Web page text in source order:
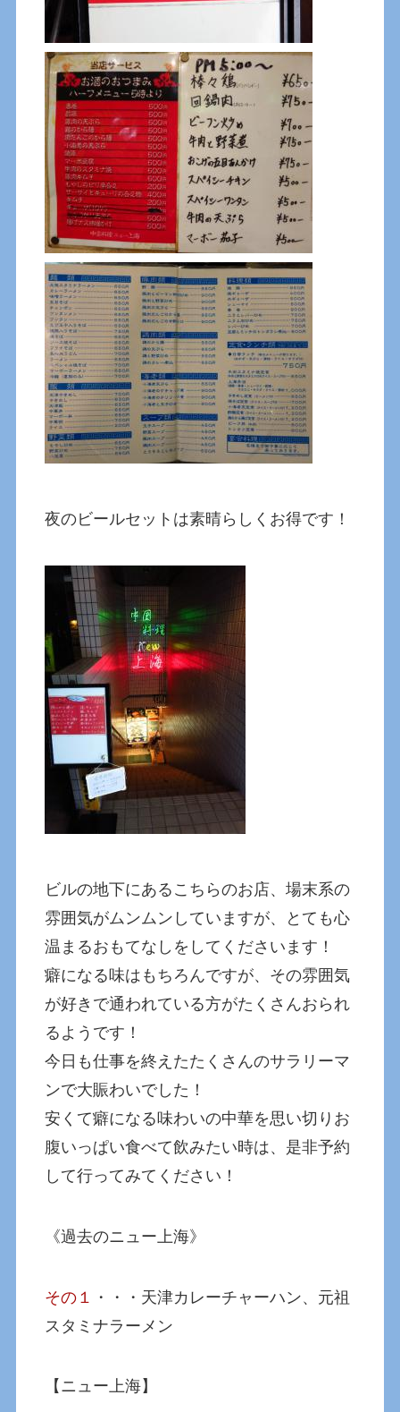
夜のビールセットは素晴らしくお得です！
ビルの地下にあるこちらのお店、場末系の
雰囲気がムンムンしていますが、とても心
温まるおもてなしをしてくださいます！
癖になる味はもちろんですが、その雰囲気
が好きで通われている方がたくさんおられ
るようです！
今日も仕事を終えたたくさんのサラリーマ
ンで大賑わいでした！
安くて癖になる味わいの中華を思い切りお
腹いっぱい食べて飲みたい時は、是非予約
して行ってみてください！
《過去のニュー上海》
その１ ・・・天津カレーチャーハン、元祖
スタミナラーメン
【ニュー上海】